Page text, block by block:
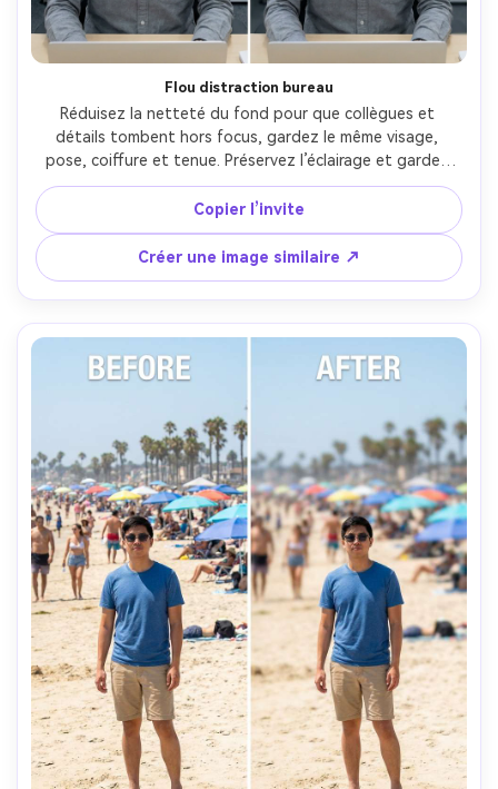
Flou distraction bureau
Réduisez la netteté du fond pour que collègues et
détails tombent hors focus, gardez le même visage,
pose, coiffure et tenue. Préservez l’éclairage et gardez
les contours des lunettes, boucles d’oreilles et épaules
nets. Utilisez un flou subtil à moyen pour un rendu naturel
et proportions crédibles --ar 4:5
Copier l’invite
Créer une image similaire ↗